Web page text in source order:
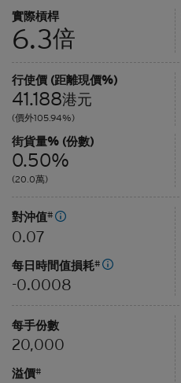
實際槓桿
6.3倍
行使價 (距離現價%)
41.188港元
(價外105.94%)
街貨量% (份數)
0.50%
(20.0萬)
對沖值#
0.07
每日時間值損耗#
-0.0008
每手份數
20,000
溢價#